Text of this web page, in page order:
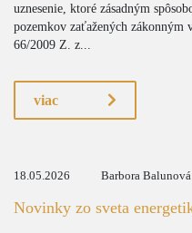
uznesenie, ktoré zásadným
pozemkov zaťažených zákonným
66/2009 Z. z...
viac
18.05.2026 Barbora Balunová
Novinky zo sveta